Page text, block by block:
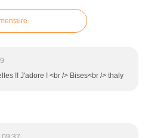
!! J'adore ! <br /> Bises<br /> thaly